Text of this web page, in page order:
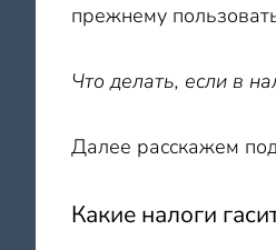
прежнему
Что делать, если в
Далее расскажем
Какие налоги